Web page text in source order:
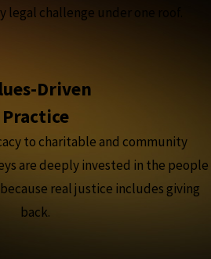
challenge under one roof.
Driven
Practice
to charitable and community
are deeply invested in the people
real justice includes giving
back.